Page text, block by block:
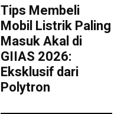
Tips Membeli
Mobil Listrik Paling
Masuk Akal di
GIIAS 2026:
Eksklusif dari
Polytron